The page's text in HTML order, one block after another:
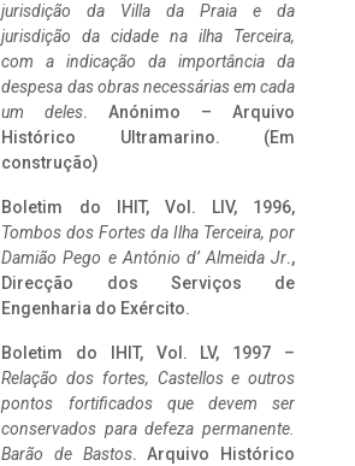
jurisdição da Villa da Praia e da
jurisdição da cidade na ilha Terceira,
com a indicação da importância da
despesa das obras necessárias em cada
um deles. Anónimo – Arquivo
Histórico Ultramarino. (Em
construção)
Boletim do IHIT, Vol. LIV, 1996,
Tombos dos Fortes da Ilha Terceira, por
Damião Pego e António d’ Almeida Jr.,
Direcção dos Serviços de
Engenharia do Exército.
Boletim do IHIT, Vol. LV, 1997 –
Relação dos fortes, Castellos e outros
pontos fortificados que devem ser
conservados para defeza permanente.
Barão de Bastos. Arquivo Histórico